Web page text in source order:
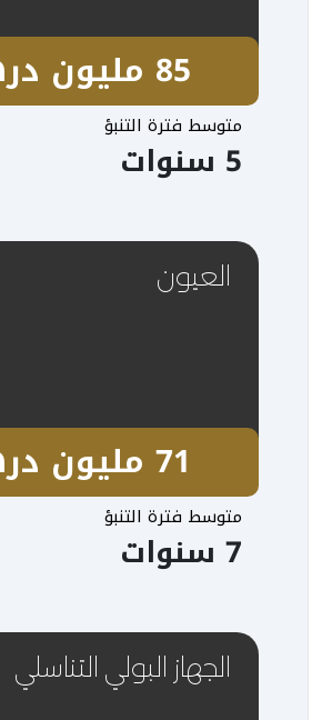
85 مليون درهم
متوسط فترة التنبؤ
5 سنوات
العيون
71 مليون درهم
متوسط فترة التنبؤ
7 سنوات
الجهاز البولي التناسلي